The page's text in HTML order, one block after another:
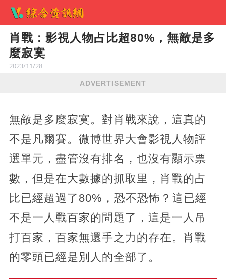
肖戰：影視人物占比超80%，無敵是多
麼寂寞
2023/11/28
ADVERTISEMENT
無敵是多麼寂寞。對肖戰來說，這真的
不是凡爾賽。微博世界大會影視人物評
選單元，盡管沒有排名，也沒有顯示票
數，但是在大數據的抓取里，肖戰的占
比已經超過了80%，恐不恐怖？這已經
不是一人戰百家的問題了，這是一人吊
打百家，百家無還手之力的存在。肖戰
的零頭已經是別人的全部了。